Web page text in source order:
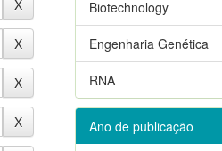
Biotechnology
Engenharia Genética
RNA
Ano de publicação